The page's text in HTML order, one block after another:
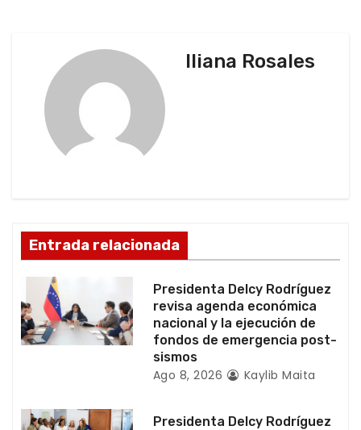
e
e
n
t
a
Iliana Rosales
Entrada relacionada
Presidenta Delcy Rodríguez
revisa agenda económica
nacional y la ejecución de
fondos de emergencia post-
sismos
Ago 8, 2026 Kaylib Maita
Presidenta Delcy Rodríguez